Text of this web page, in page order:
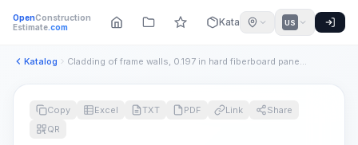
OpenConstruction
Estimate.com Katalog US
Katalog Cladding of frame walls, 0.197 in hard fiberboard panels
Copy Excel TXT PDF Link
Share
QR